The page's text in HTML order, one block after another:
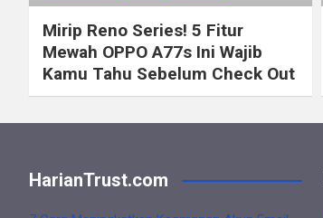
Mirip Reno Series! 5 Fitur
Mewah OPPO A77s Ini Wajib
Kamu Tahu Sebelum Check Out
HarianTrust.com